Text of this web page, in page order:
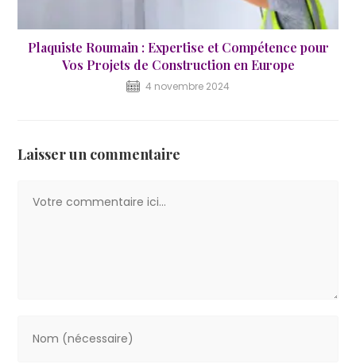
Plaquiste Roumain : Expertise et Compétence pour
Vos Projets de Construction en Europe
4 novembre 2024
Laisser un commentaire